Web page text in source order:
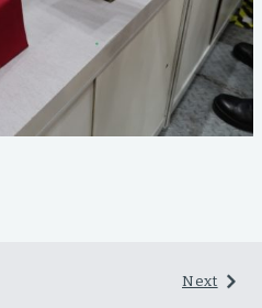
Next